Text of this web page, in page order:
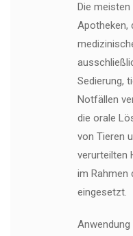
Die
Apotheken,
Sedierung,
Notfällen
die orale
von Tieren
verurteilten
im Rahmen
eingesetzt.